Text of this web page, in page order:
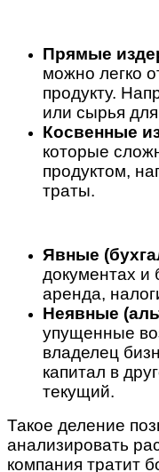
Прямые
можно легко
продукту.
или сырья
Косвенные
которые
продуктом,
траты.
Явные
документах и
аренда,
Неявные
упущенные
владелец
капитал в
текущий.
Такое деление
анализировать
компания тратит